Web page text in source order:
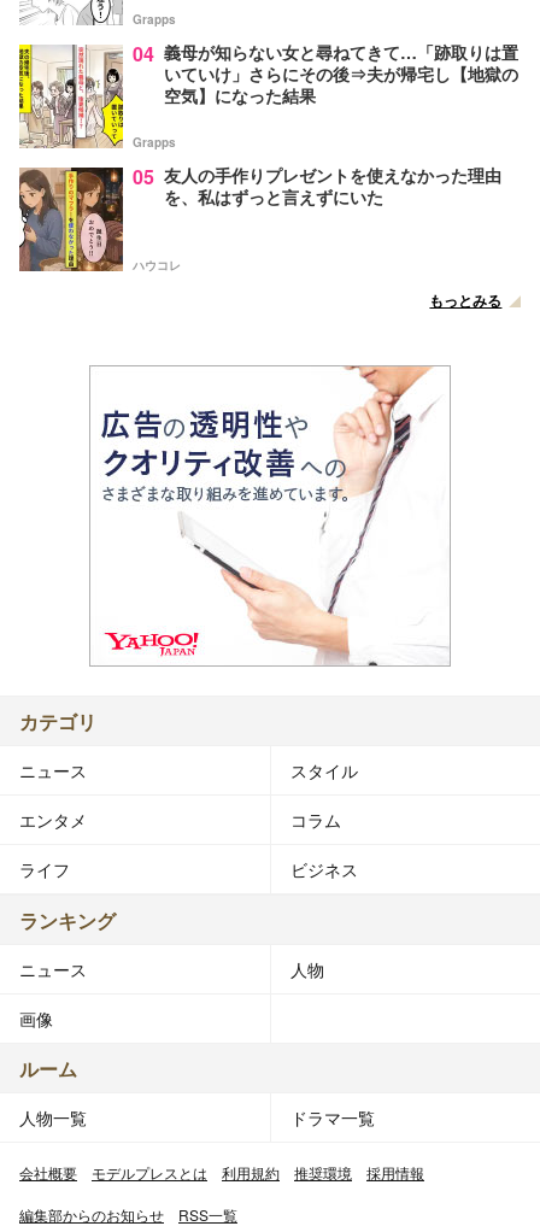
Grapps
04 義母が知らない女と尋ねてきて…「跡取りは置
いていけ」さらにその後⇒夫が帰宅し【地獄の
空気】になった結果
Grapps
05 友人の手作りプレゼントを使えなかった理由
を、私はずっと言えずにいた
ハウコレ
もっとみる
カテゴリ
ニュース スタイル
エンタメ コラム
ライフ ビジネス
ランキング
ニュース 人物
画像
ルーム
人物一覧 ドラマ一覧
会社概要 モデルプレスとは 利用規約 推奨環境 採用情報
編集部からのお知らせ RSS一覧